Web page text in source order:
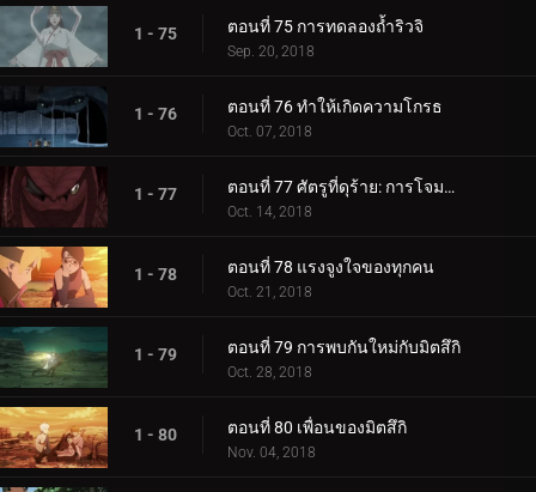
1 - 75 ตอนที่ 75 การทดลองถ้ำริวจิ
Sep. 20, 2018
1 - 76 ตอนที่ 76 ทำให้เกิดความโกรธ
Oct. 07, 2018
1 - 77 ตอนที่ 77 ศัตรูที่ดุร้าย: การโจมตีอันดุร้ายของการาก้า!
Oct. 14, 2018
1 - 78 ตอนที่ 78 แรงจูงใจของทุกคน
Oct. 21, 2018
1 - 79 ตอนที่ 79 การพบกันใหม่กับมิตสึกิ
Oct. 28, 2018
1 - 80 ตอนที่ 80 เพื่อนของมิตสึกิ
Nov. 04, 2018